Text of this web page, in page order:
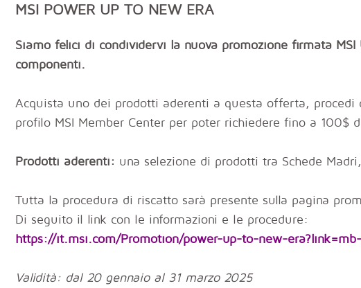
MSI POWER UP TO NEW ERA
Siamo felici di condividervi la nuova promozione firmata MSI
componenti.
Acquista uno dei prodotti aderenti a questa offerta, procedi
profilo MSI Member Center per poter richiedere fino a 100$
Prodotti aderenti: una selezione di prodotti tra Schede
Tutta la procedura di riscatto sarà presente sulla pagina
Di seguito il link con le informazioni e le procedure:
https://it.msi.com/Promotion/power-up-to-new-
Validità: dal 20 gennaio al 31 marzo 2025